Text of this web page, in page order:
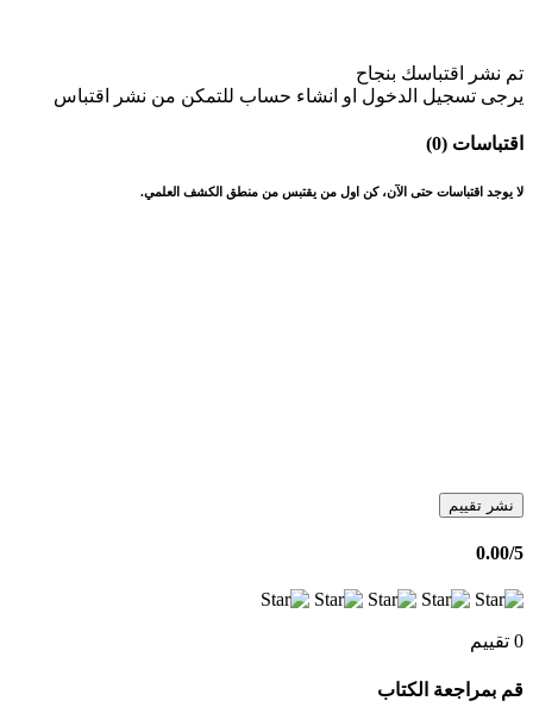
تم نشر اقتباسك بنجاح
يرجى تسجيل الدخول او انشاء حساب للتمكن من نشر اقتباس
اقتباسات (0)
لا يوجد اقتباسات حتى الآن، كن اول من يقتبس من منطق الكشف العلمي.
نشر تقييم
0.00/5
0 تقييم
قم بمراجعة الكتاب